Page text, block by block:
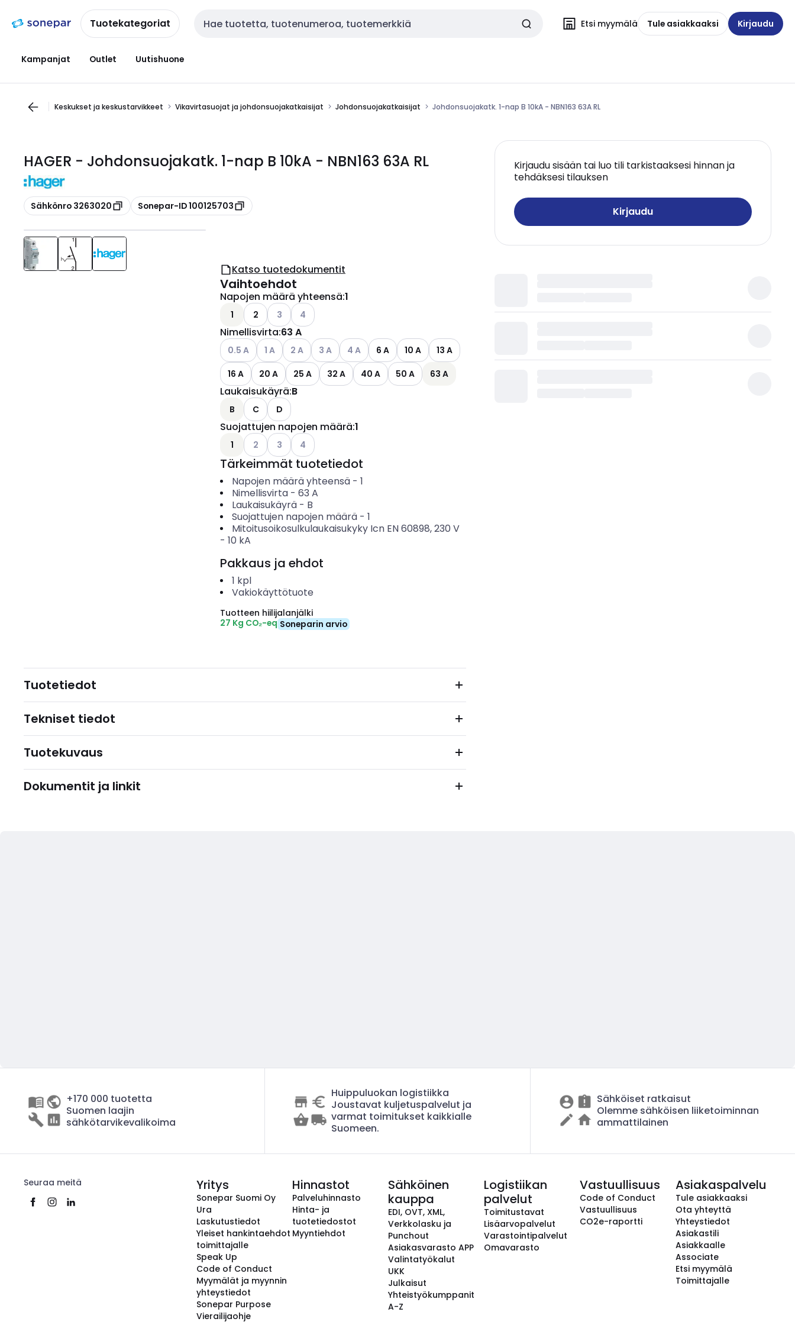
navigointiinsisältöönTuotekategoriat Haku Etsi myymälä Tule asiakkaaksi Kirjaudu
Kampanjat Outlet Uutishuone
Keskukset ja keskustarvikkeet Vikavirtasuojat ja johdonsuojakatkaisijat Johdonsuojakatkaisijat Johdonsuojakatk. 1-nap B 10kA - NBN163 63A RL
HAGER - Johdonsuojakatk. 1-nap B 10kA - NBN163 63A RL
Kopioi
Sähkönro 3263020 Kopioi
Sonepar-ID 100125703
Kirjaudu sisään tai luo tili tarkistaaksesi hinnan ja
tehdäksesi tilauksen
Kirjaudu
Katso tuotedokumentit
Vaihtoehdot
Napojen määrä yhteensä:1
1 2 Katso käytettävissä olevat vaihtoehdot
3 Katso käytettävissä olevat vaihtoehdot
4
Nimellisvirta:63 A
Katso käytettävissä olevat vaihtoehdot
0.5 A Katso käytettävissä olevat vaihtoehdot
1 A Katso käytettävissä olevat vaihtoehdot
2 A Katso käytettävissä olevat vaihtoehdot
3 A Katso käytettävissä olevat vaihtoehdot
4 A 6 A 10 A
13 A
16 A
20 A 25 A 32 A 40 A 50 A 63 A
Laukaisukäyrä:B
B C D
Suojattujen napojen määrä:1
1 Katso käytettävissä olevat vaihtoehdot
2 Katso käytettävissä olevat vaihtoehdot
3 Katso käytettävissä olevat vaihtoehdot
4
Tärkeimmät tuotetiedot
Napojen määrä yhteensä- 1
Nimellisvirta- 63 A
Laukaisukäyrä- B
Suojattujen napojen määrä- 1
Mitoitusoikosulkulaukaisukyky Icn EN 60898, 230 V
- 10 kA
Pakkaus ja ehdot
1 kpl
Vakiokäyttötuote
Tuotteen hiilijalanjälki
27 Kg CO₂-eq Soneparin arvio
Tuotetiedot
Tekniset tiedot
Tuotekuvaus
Dokumentit ja linkit
+170 000 tuotetta
Suomen laajin
sähkötarvikevalikoima
Huippuluokan logistiikka
Joustavat kuljetuspalvelut ja
varmat toimitukset kaikkialle
Suomeen.
Sähköiset ratkaisut
Olemme sähköisen liiketoiminnan
ammattilainen
Seuraa meitä Yritys
Sonepar Suomi Oy
Ura
Laskutustiedot
Yleiset hankintaehdot
toimittajalle
Speak Up
Code of Conduct
Myymälät ja myynnin
yhteystiedot
Sonepar Purpose
Vierailijaohje
Hinnastot
Palveluhinnasto
Hinta- ja
tuotetiedostot
Myyntiehdot
Sähköinen
kauppa
EDI, OVT, XML,
Verkkolasku ja
Punchout
Asiakasvarasto APP
Valintatyökalut
UKK
Julkaisut
Yhteistyökumppanit
A-Z
Logistiikan
palvelut
Toimitustavat
Lisäarvopalvelut
Varastointipalvelut
Omavarasto
Vastuullisuus
Code of Conduct
Vastuullisuus
CO2e-raportti
Asiakaspalvelu
Tule asiakkaaksi
Ota yhteyttä
Yhteystiedot
Asiakastili
Asiakkaalle
Associate
Etsi myymälä
Toimittajalle